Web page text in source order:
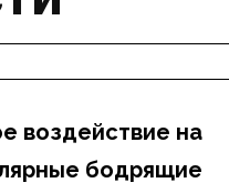
воздействие на
бодрящие